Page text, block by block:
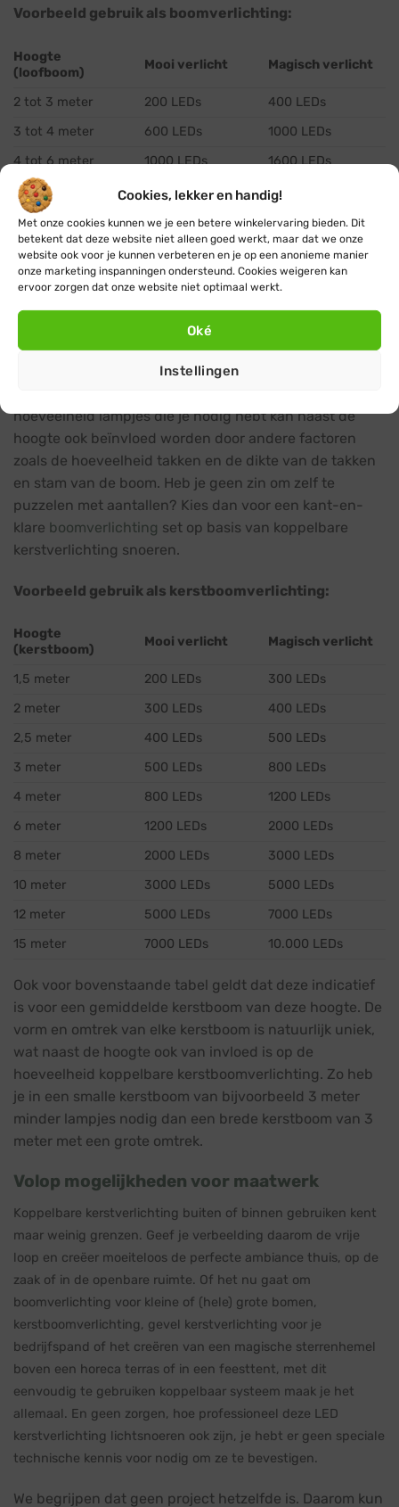
Cookies, lekker en handig!
Met onze cookies kunnen we je een betere winkelervaring bieden. Dit
betekent dat deze website niet alleen goed werkt, maar dat we onze
website ook voor je kunnen verbeteren en je op een anonieme manier
onze marketing inspanningen ondersteund. Cookies weigeren kan
ervoor zorgen dat onze website niet optimaal werkt.
Oké
Instellingen
Voorbeeld gebruik als boomverlichting:
Hoogte
(loofboom)
Mooi verlicht Magisch verlicht
2 tot 3 meter 200 LEDs
400 LEDs
3 tot 4 meter
600 LEDs
1000 LEDs
4 tot 6 meter
1000 LEDs
1600 LEDs
6 tot 8 meter
1600 LEDs
2500 LEDs
8 tot 10 meter
2500 LEDs
4000 LEDs
10 tot 12 meter
4000 LEDs
6400 LEDs
12 tot 14 meter
800 LEDs
1600 LEDs
14 tot 16 meter
10.000 LEDs 16.000 LEDs
Bovenstaande tabel geeft een indicatie van hoeveel
lampjes je mogelijk nodig zult hebben voor het
hoeveelheid lampjes die je nodig hebt kan naast de
hoogte ook beïnvloed worden door andere factoren
zoals de hoeveelheid takken en de dikte van de takken
en stam van de boom. Heb je geen zin om zelf te
puzzelen met aantallen? Kies dan voor een kant-en-
klare boomverlichting set op basis van koppelbare
kerstverlichting snoeren.
Voorbeeld gebruik als kerstboomverlichting:
Hoogte
(kerstboom)
Mooi verlicht Magisch verlicht
1,5 meter 200 LEDs
300 LEDs
2 meter
300 LEDs
400 LEDs
2,5 meter
400 LEDs
500 LEDs
3 meter
500 LEDs
800 LEDs
4 meter
800 LEDs
1200 LEDs
6 meter
1200 LEDs
2000 LEDs
8 meter
2000 LEDs
3000 LEDs
10 meter
3000 LEDs
5000 LEDs
12 meter
5000 LEDs
7000 LEDs
15 meter
7000 LEDs 10.000 LEDs
Ook voor bovenstaande tabel geldt dat deze indicatief
is voor een gemiddelde kerstboom van deze hoogte. De
vorm en omtrek van elke kerstboom is natuurlijk uniek,
wat naast de hoogte ook van invloed is op de
hoeveelheid koppelbare kerstboomverlichting. Zo heb
je in een smalle kerstboom van bijvoorbeeld 3 meter
minder lampjes nodig dan een brede kerstboom van 3
meter met een grote omtrek.
Volop mogelijkheden voor maatwerk
Koppelbare kerstverlichting buiten of binnen gebruiken kent
maar weinig grenzen. Geef je verbeelding daarom de vrije
loop en creëer moeiteloos de perfecte ambiance thuis, op de
zaak of in de openbare ruimte. Of het nu gaat om
boomverlichting voor kleine of (hele) grote bomen,
kerstboomverlichting, gevel kerstverlichting voor je
bedrijfspand of het creëren van een magische sterrenhemel
boven een horeca terras of in een feesttent, met dit
eenvoudig te gebruiken koppelbaar systeem maak je het
allemaal. En geen zorgen, hoe professioneel deze LED
kerstverlichting lichtsnoeren ook zijn, je hebt er geen speciale
technische kennis voor nodig om ze te bevestigen.
We begrijpen dat geen project hetzelfde is. Daarom kun